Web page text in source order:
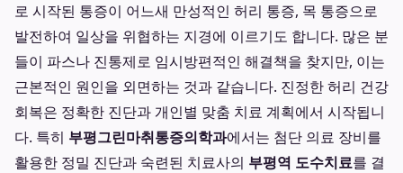
로 시작된 통증이 어느새 만성적인 허리 통증, 목 통증으로
발전하여 일상을 위협하는 지경에 이르기도 합니다. 많은 분
들이 파스나 진통제로 임시방편적인 해결책을 찾지만, 이는
근본적인 원인을 외면하는 것과 같습니다. 진정한 허리 건강
회복은 정확한 진단과 개인별 맞춤 치료 계획에서 시작됩니
다. 특히 부평그린마취통증의학과에서는 첨단 의료 장비를
활용한 정밀 진단과 숙련된 치료사의 부평역 도수치료를 결